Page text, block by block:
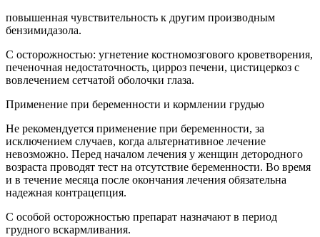
повышенная чувствительность к другим производным
бензимидазола.
С осторожностью: угнетение костномозгового кроветворения,
печеночная недостаточность, цирроз печени, цистицеркоз с
вовлечением сетчатой оболочки глаза.
Применение при беременности и кормлении грудью
Не рекомендуется применение при беременности, за
исключением случаев, когда альтернативное лечение
невозможно. Перед началом лечения у женщин детородного
возраста проводят тест на отсутствие беременности. Во время
и в течение месяца после окончания лечения обязательна
надежная контрацепция.
С особой осторожностью препарат назначают в период
грудного вскармливания.